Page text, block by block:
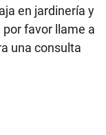
en jardinería y
favor llame a
una consulta